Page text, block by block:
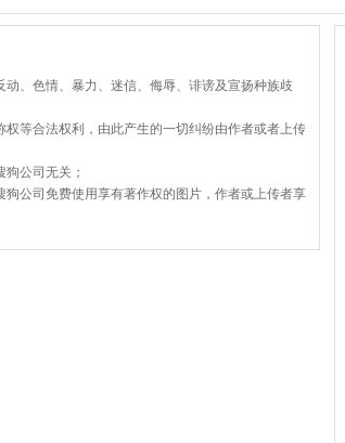
、色情、暴力、迷信、侮辱、诽谤及宣扬种族歧
等合法权利，由此产生的一切纠纷由作者或者上传
公司无关；
公司免费使用享有著作权的图片，作者或上传者享